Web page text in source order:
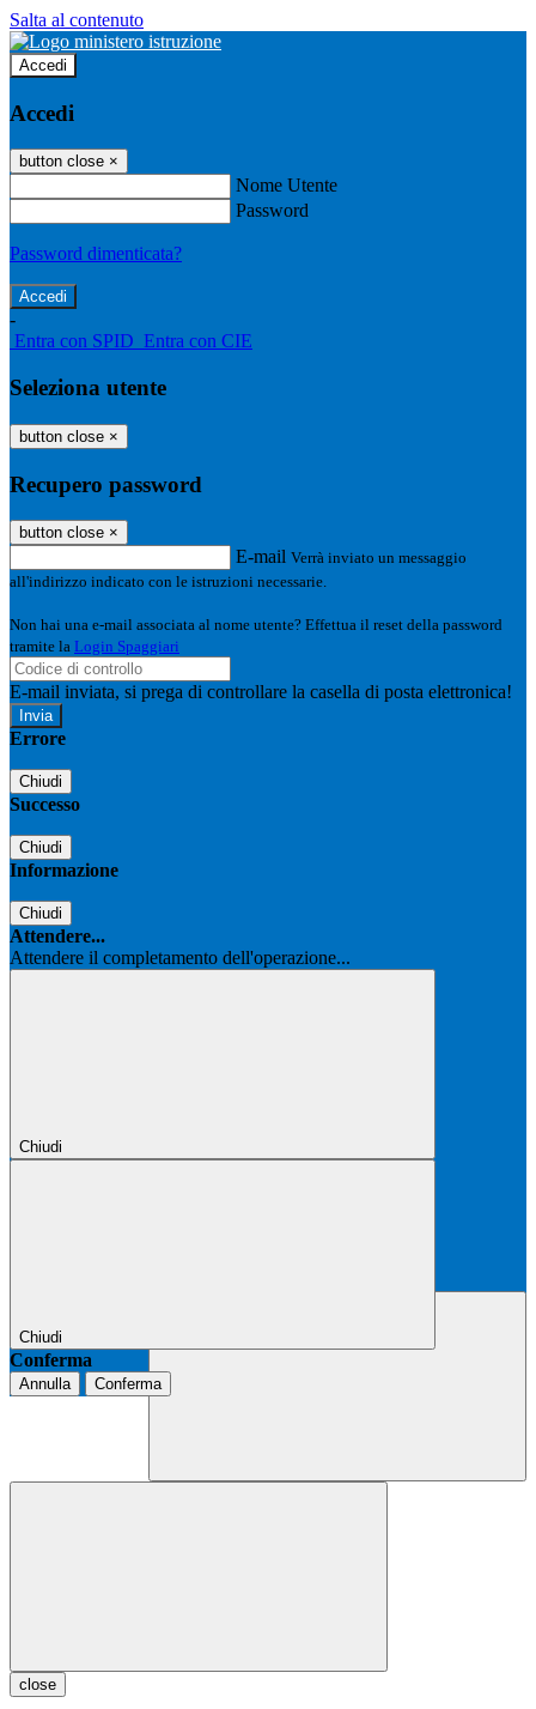
Salta al contenuto
Accedi
Accedi
button close ×
Nome Utente
Password
Password dimenticata?
-
Entra con SPID Entra con CIE
Seleziona utente
button close ×
Recupero password
button close ×
E-mail Verrà inviato un messaggio
all'indirizzo indicato con le istruzioni necessarie.
Non hai una e-mail associata al nome utente? Effettua il reset della password
tramite la Login Spaggiari
E-mail inviata, si prega di controllare la casella di posta elettronica!
Errore
Chiudi
Successo
Chiudi
Informazione
Chiudi
Attendere...
Attendere il completamento dell'operazione...
Chiudi
Chiudi
Conferma
Annulla Conferma
close